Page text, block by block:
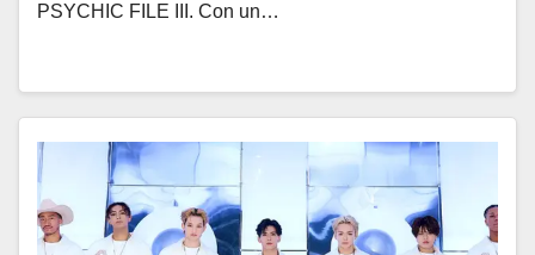
PSYCHIC FILE III. Con un…